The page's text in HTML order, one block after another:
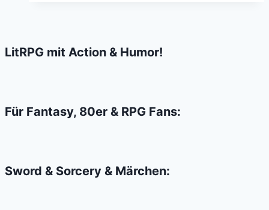
an
LitRPG mit Action & Humor!
Für Fantasy, 80er & RPG Fans:
Sword & Sorcery & Märchen: